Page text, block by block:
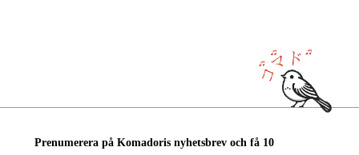
Prenumerera på Komadoris nyhetsbrev och få 10